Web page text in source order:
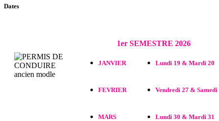
Dates
1er SEMESTRE 2026
JANVIER Lundi 19 & Mardi 20
FEVRIER Vendredi 27 & Samedi
MARS Lundi 30 & Mardi 31